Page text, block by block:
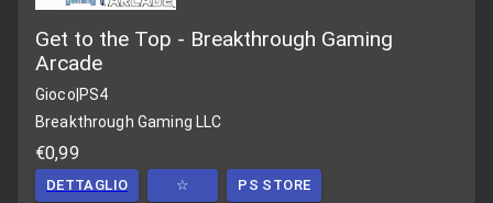
Get to the Top - Breakthrough Gaming
Arcade
Gioco PS4
Breakthrough Gaming LLC
€0,99
DETTAGLIO ☆ PS STORE